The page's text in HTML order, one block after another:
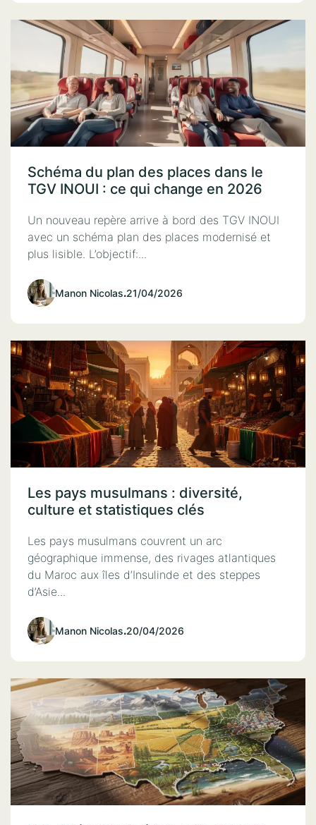
Schéma du plan des places dans le
TGV INOUI : ce qui change en 2026
Un nouveau repère arrive à bord des TGV INOUI
avec un schéma plan des places modernisé et
plus lisible. L’objectif:...
Manon Nicolas.21/04/2026
Les pays musulmans : diversité,
culture et statistiques clés
Les pays musulmans couvrent un arc
géographique immense, des rivages atlantiques
du Maroc aux îles d’Insulinde et des steppes
d’Asie...
Manon Nicolas.20/04/2026